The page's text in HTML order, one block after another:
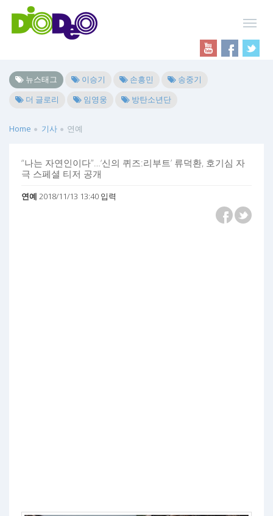
뉴스태그 이승기 손흥민
송중기
더 글로리
임영웅 방탄소년단
Home 기사 연예
“나는 자연인이다”…‘신의 퀴즈:리부트’ 류덕환, 호기심 자
극 스페셜 티저 공개
연예 2018/11/13 13:40 입력